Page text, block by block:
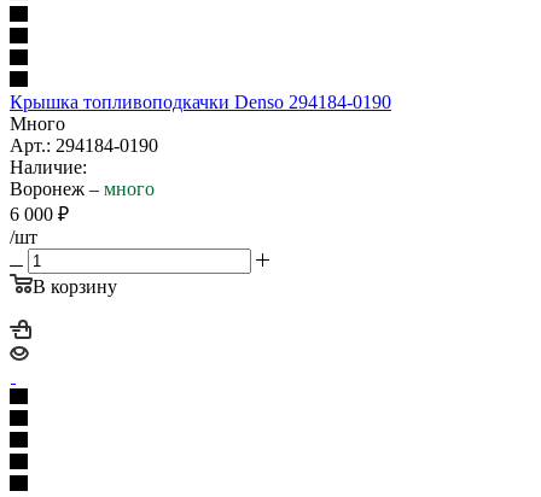
Крышка топливоподкачки Denso 294184-0190
Много
Арт.: 294184-0190
Наличие:
Воронеж – много
6 000 ₽
/шт
В корзину